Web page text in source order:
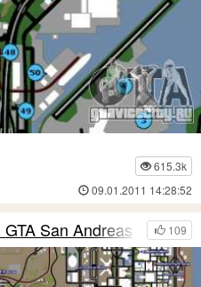
615.3k
09.01.2011 14:28:52
109
San Andreas